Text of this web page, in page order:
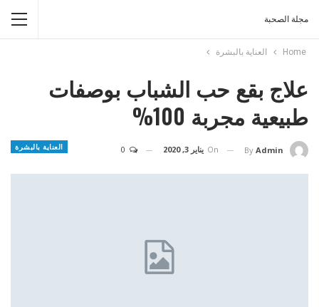
مجلة الصحبة
Home العناية بالبشرة
علاج بقع حب الشباب بوصفات
طبيعية مجربة 100%
العناية بالبشرة By Admin
On يناير 3, 2020